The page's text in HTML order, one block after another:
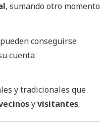
, sumando otro momento
conseguirse
cuenta
y tradicionales que
yvisitantes.